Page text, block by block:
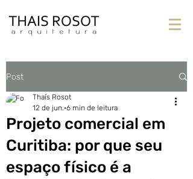
Post
Projeto comercial em
Curitiba: por que seu
espaço físico é a
Thaís Rosot
12 de jun. 6 min de leitura